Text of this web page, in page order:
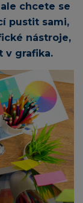
chcete se
pustit sami,
nástroje,
v grafika.